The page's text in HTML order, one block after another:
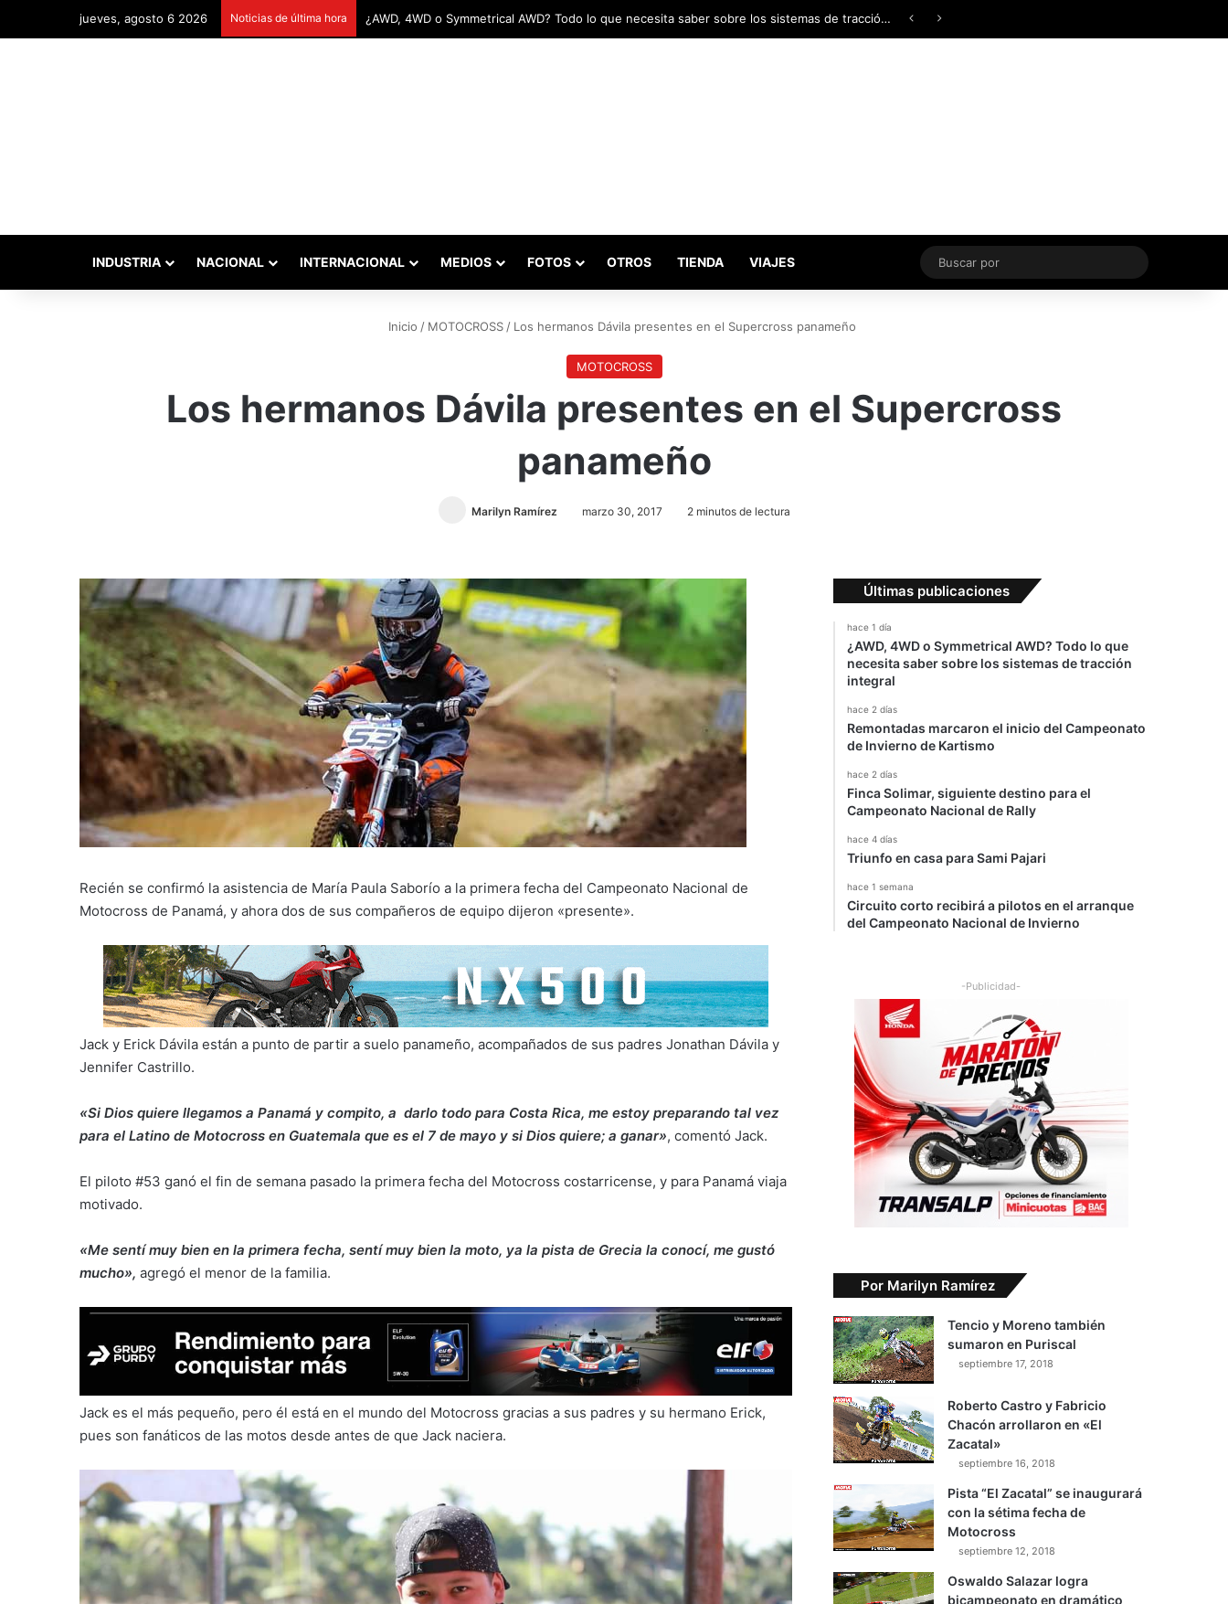
jueves, agosto 6 2026 Noticias de última hora Remontadas marcaron el inicio del Campeonato de Invierno de Kartismo
INDUSTRIA NACIONAL INTERNACIONAL MEDIOS FOTOS OTROS TIENDA VIAJES
Buscar
por
Inicio / MOTOCROSS / Los hermanos Dávila presentes en el Supercross panameño
MOTOCROSS
Los hermanos Dávila presentes en el Supercross
panameño
Marilyn Ramírez marzo 30, 2017 2 minutos de lectura
Recién se confirmó la asistencia de María Paula Saborío a la primera fecha del Campeonato Nacional de
Motocross de Panamá, y ahora dos de sus compañeros de equipo dijeron «presente».
Jack y Erick Dávila están a punto de partir a suelo panameño, acompañados de sus padres Jonathan Dávila y
Jennifer Castrillo.
«Si Dios quiere llegamos a Panamá y compito, a darlo todo para Costa Rica, me estoy preparando tal vez
para el Latino de Motocross en Guatemala que es el 7 de mayo y si Dios quiere; a ganar», comentó Jack.
El piloto #53 ganó el fin de semana pasado la primera fecha del Motocross costarricense, y para Panamá viaja
motivado.
«Me sentí muy bien en la primera fecha, sentí muy bien la moto, ya la pista de Grecia la conocí, me gustó
mucho», agregó el menor de la familia.
Jack es el más pequeño, pero él está en el mundo del Motocross gracias a sus padres y su hermano Erick,
pues son fanáticos de las motos desde antes de que Jack naciera.
Últimas publicaciones
hace 1 día
¿AWD, 4WD o Symmetrical AWD? Todo lo que
necesita saber sobre los sistemas de tracción
integral
hace 2 días
Remontadas marcaron el inicio del Campeonato
de Invierno de Kartismo
hace 2 días
Finca Solimar, siguiente destino para el
Campeonato Nacional de Rally
hace 4 días
Triunfo en casa para Sami Pajari
hace 1 semana
Circuito corto recibirá a pilotos en el arranque
del Campeonato Nacional de Invierno
-Publicidad-
Por Marilyn Ramírez
Tencio y Moreno también
sumaron en Puriscal
septiembre 17, 2018
Roberto Castro y Fabricio
Chacón arrollaron en «El
Zacatal»
septiembre 16, 2018
Pista “El Zacatal” se inaugurará
con la sétima fecha de
Motocross
septiembre 12, 2018
Oswaldo Salazar logra
bicampeonato en dramático